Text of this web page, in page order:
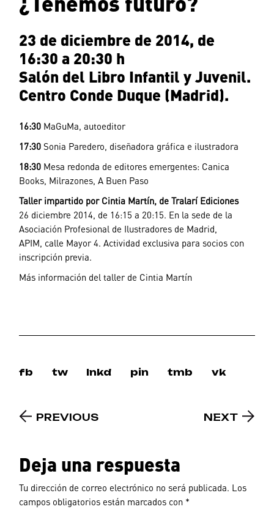
23 de diciembre de 2014, de
16:30 a 20:30 h
Salón del Libro Infantil y Juvenil.
Centro Conde Duque (Madrid).
16:30 MaGuMa, autoeditor
17:30 Sonia Paredero, diseñadora gráfica e ilustradora
18:30 Mesa redonda de editores emergentes: Canica
Books, Milrazones, A Buen Paso
Taller impartido por Cintia Martín, de Tralarí Ediciones
26 diciembre 2014, de 16:15 a 20:15. En la sede de la
Asociación Profesional de Ilustradores de Madrid,
APIM, calle Mayor 4. Actividad exclusiva para socios con
inscripción previa.
Más información del taller de Cintia Martín
fb tw lnkd pin tmb vk
PREVIOUS NEXT
Deja una respuesta
Tu dirección de correo electrónico no será publicada. Los
campos obligatorios están marcados con *